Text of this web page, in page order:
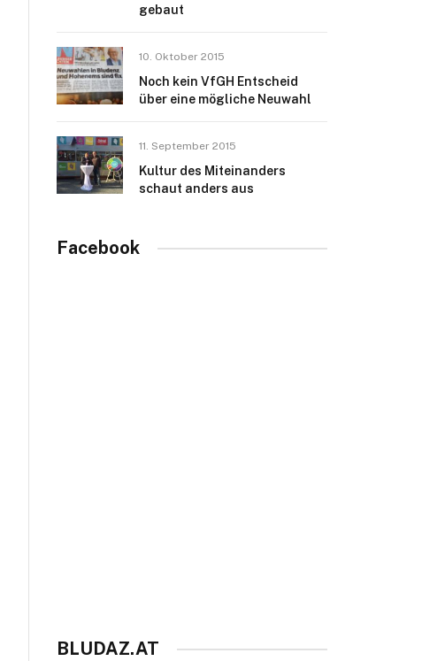
gebaut
10. Oktober 2015
Noch kein VfGH Entscheid
über eine mögliche Neuwahl
11. September 2015
Kultur des Miteinanders
schaut anders aus
Facebook
BLUDAZ.AT